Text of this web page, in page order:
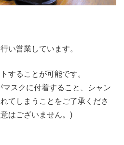
い営業しています。
することが可能です。
スクに付着すること、シャン
てしまうことをご了承くださ
はございません。)